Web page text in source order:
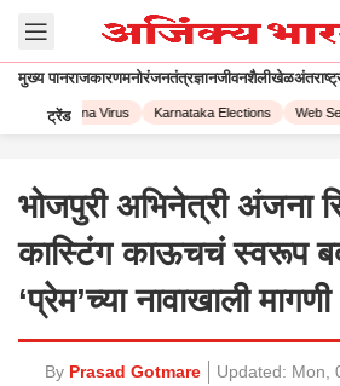
मुख्य पानराजकारणमनोरंजनतंत्रज्ञानजीवनशैलीखेळ
ट्रेंड
Corona Virus Karnataka Elections Web
भोजपुरी अभिनेत्री अंजना
कास्टिंग काऊचचं स्वरूप
‘प्रेम’च्या नावाखाली
By Prasad Gotmare Updated: Mon,